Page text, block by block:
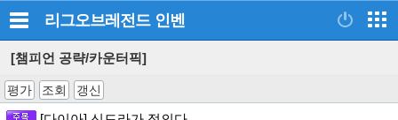
리그오브레전드 인벤
[챔피언 공략/카운터픽]
평가 조회 갱신